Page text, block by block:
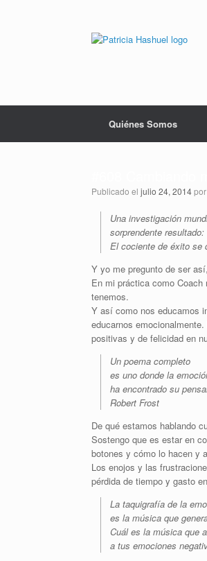
Quiénes Somos
Publicado el julio 24, 2014por
Una investigación
sorprendente resultado:
El cociente de éxito se
Y yo me pregunto de ser
En mi práctica como
tenemos.
Y así como nos educamos
educarnos
positivas y de felicidad en
Un poema completo
es uno donde la
ha encontrado su
Robert Frost
De qué estamos hablando
Sostengo que es estar en
botones y cómo lo hacen y
Los enojos y las
pérdida de tiempo y gasto
La taquigrafía de la
es la música que
Cuál es la música que
a tus emociones